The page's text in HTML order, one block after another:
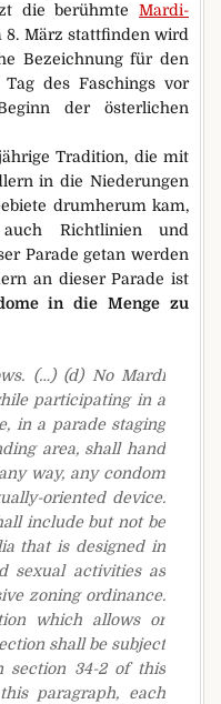
die berühmte Mardi-
8. März stattfinden wird
Bezeichnung für den
Tag des Faschings vor
der österlichen
Tradition, die mit
in die Niederungen
drumherum kam,
Richtlinien und
Parade getan werden
an dieser Parade ist
in die Menge zu
(…) (d) No Mardi
participating in a
in a parade staging
area, shall hand
way, any condom
oriented device.
include but not be
that is designed in
sexual activities as
zoning ordinance.
which allows or
shall be subject
section 34-2 of this
paragraph, each